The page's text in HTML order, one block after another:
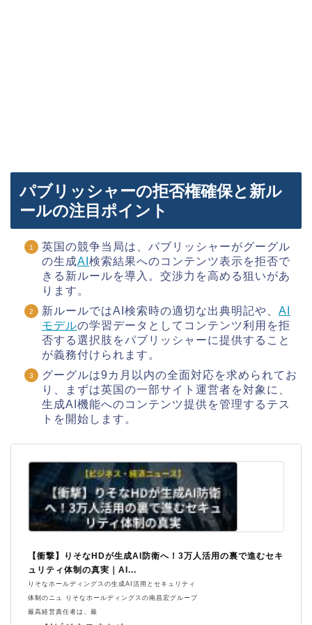
パブリッシャーの拒否権確保と新ル
ールの注目ポイント
英国の競争当局は、パブリッシャーがグーグル
の生成AI 検索結果へのコンテンツ表示を拒否で
きる新ルールを導入。交渉力を高める狙いがあ
ります。
新ルールではAI検索時の適切な出典明記や、 AI
モデルの学習データとしてコンテンツ利用を拒
否する選択肢をパブリッシャーに提供すること
が義務付けられます。
グーグルは9カ月以内の全面対応を求められてお
り、まずは英国の一部サイト運営者を対象に、
生成AI機能へのコンテンツ提供を管理するテス
トを開始します。
【衝撃】りそなHDが生成AI防衛へ！3万人活用の裏で進むセキ
ュリティ体制の真実｜AI...
りそなホールディングスの生成AI活用とセキュリティ
体制のニュ りそなホールディングスの南昌宏グループ
最高経営責任者は、最